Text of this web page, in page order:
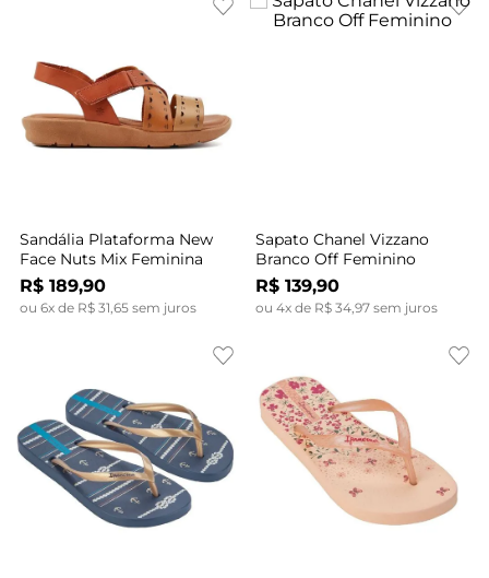
Sandália Plataforma New
Face Nuts Mix Feminina
R$ 189,90
ou 6x de R$ 31,65sem juros
Sapato Chanel Vizzano
Branco Off Feminino
R$ 139,90
ou 4x de R$ 34,97sem juros